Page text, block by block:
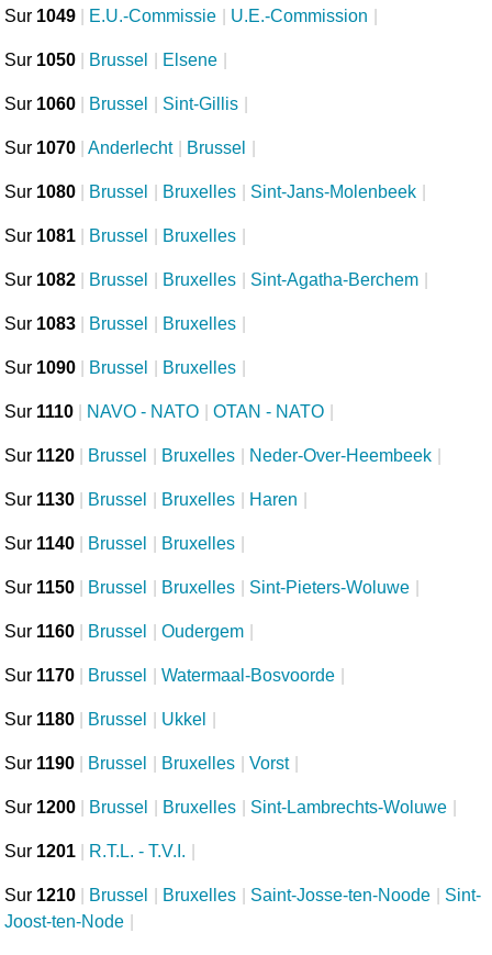
Sur 1049 E.U.-Commissie U.E.-Commission
Sur 1050 Brussel Elsene
Sur 1060 Brussel Sint-Gillis
Sur 1070 Anderlecht Brussel
Sur 1080 Brussel Bruxelles Sint-Jans-Molenbeek
Sur 1081 Brussel Bruxelles
Sur 1082 Brussel Bruxelles Sint-Agatha-Berchem
Sur 1083 Brussel Bruxelles
Sur 1090 Brussel Bruxelles
Sur 1110 NAVO - NATO OTAN - NATO
Sur 1120 Brussel Bruxelles Neder-Over-Heembeek
Sur 1130 Brussel Bruxelles Haren
Sur 1140 Brussel Bruxelles
Sur 1150 Brussel Bruxelles Sint-Pieters-Woluwe
Sur 1160 Brussel Oudergem
Sur 1170 Brussel Watermaal-Bosvoorde
Sur 1180 Brussel Ukkel
Sur 1190 Brussel Bruxelles Vorst
Sur 1200 Brussel Bruxelles Sint-Lambrechts-Woluwe
Sur 1201 R.T.L. - T.V.I.
Sur 1210 Brussel Bruxelles Saint-Josse-ten-Noode
Sint-
Joost-ten-Node